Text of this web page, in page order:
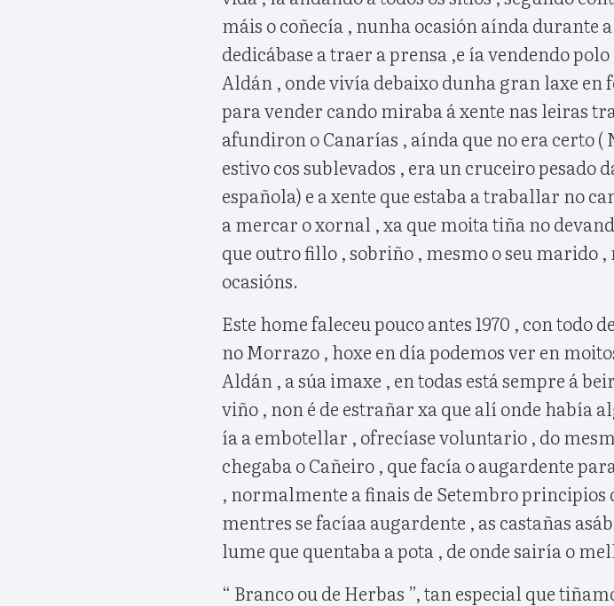
máis o coñecía , nunha ocasión aínda durante
dedicábase a traer a prensa ,e ía vendendo
Aldán , onde vivía debaixo dunha gran laxe en
para vender cando miraba á xente nas leiras
afundiron o Canarías , aínda que no era certo (
estivo cos sublevados , era un cruceiro pesado
española) e a xente que estaba a traballar no
a mercar o xornal , xa que moita tiña no
que outro fillo , sobriño , mesmo o seu marido
ocasións.
Este home faleceu pouco antes 1970 , con todo
no Morrazo , hoxe en día podemos ver en
Aldán , a súa imaxe , en todas está sempre á
viño , non é de estrañar xa que alí onde había
ía a embotellar , ofrecíase voluntario , do
chegaba o Cañeiro , que facía o augardente
, normalmente a finais de Setembro principios
mentres se facíaa augardente , as castañas
lume que quentaba a pota , de onde sairía o
“ Branco ou de Herbas ”, tan especial que